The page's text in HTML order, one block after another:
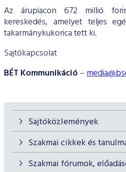
Sajtóközlemények
Szakmai cikkek és
Szakmai fórumok,
Az árupiacon 672 millió
kereskedés, amelyet teljes
takarmánykukorica tett ki.
Sajtókapcsolat
BÉT Kommunikáció –